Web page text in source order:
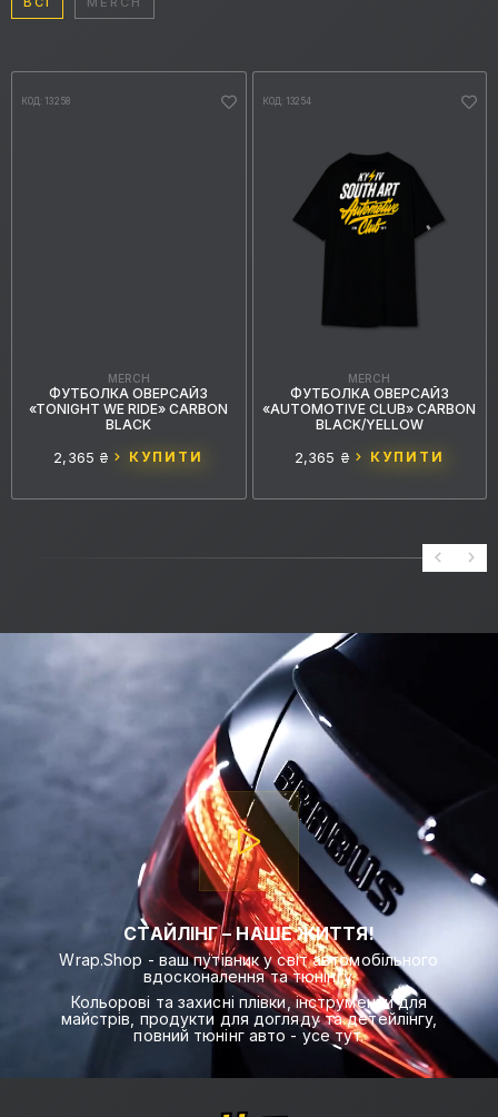
КОД: 13258
MERCH
ФУТБОЛКА ОВЕРСАЙЗ
«TONIGHT WE RIDE» CARBON
BLACK
2,365 ₴ КУПИТИ
КОД: 13254
MERCH
ФУТБОЛКА ОВЕРСАЙЗ
«AUTOMOTIVE CLUB» CARBON
BLACK/YELLOW
2,365 ₴ КУПИТИ
СТАЙЛІНГ – НАШЕ ЖИТТЯ!
Wrap.Shop - ваш путівник у світ автомобільного
вдосконалення та тюнінгу.
Кольорові та захисні плівки, інструменти для
майстрів, продукти для догляду та детейлінгу,
повний тюнінг авто - усе тут.